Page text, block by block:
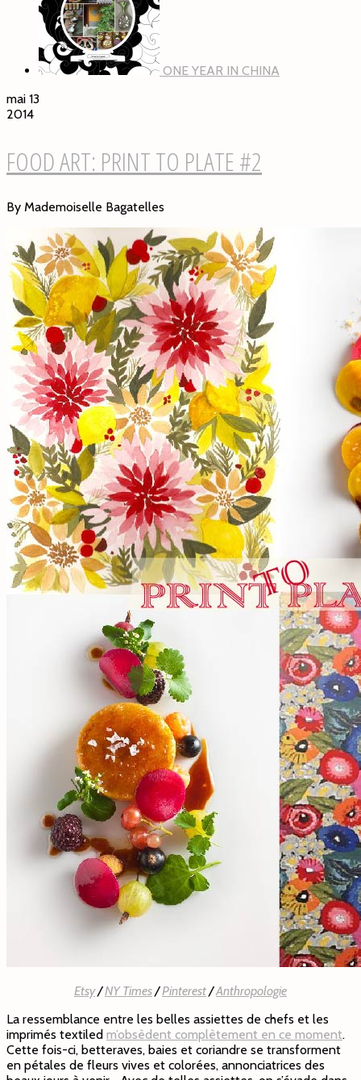
ONE YEAR IN CHINA
mai 13
2014
FOOD ART: PRINT TO PLATE #2
By Mademoiselle Bagatelles
Etsy/NY Times/Pinterest/Anthropologie
La ressemblance entre les belles assiettes de chefs et les
imprimés textiled m’obsèdent complètement en ce moment.
Cette fois-ci, betteraves, baies et coriandre se transforment
en pétales de fleurs vives et colorées, annonciatrices des